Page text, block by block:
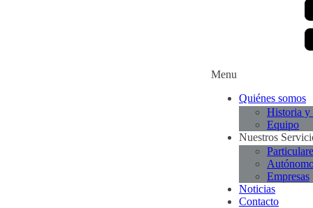
Menu
Quiénes somos
Historia y
Equipo
Nuestros
Empresas
Noticias
Contacto